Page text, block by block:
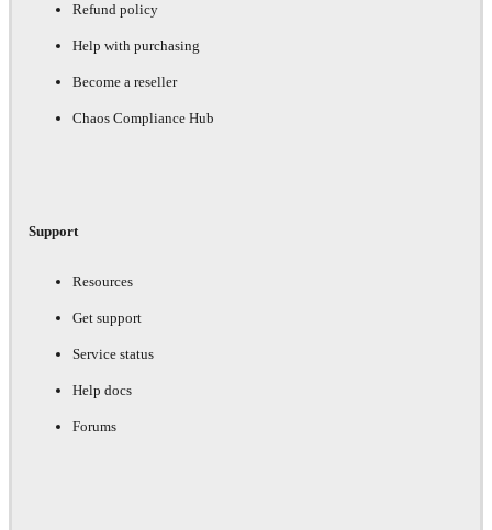
Refund policy
Help with purchasing
Become a reseller
Chaos Compliance Hub
Support
Resources
Get support
Service status
Help docs
Forums